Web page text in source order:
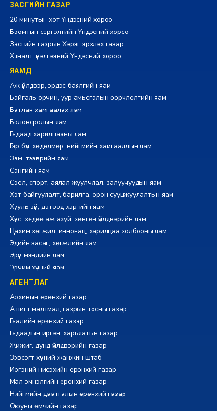
ЗАСГИЙН ГАЗАР
20 минутын хот Үндэсний хороо
Боомтын сэргэлтийн Үндэсний хороо
Засгийн газрын Хэрэг эрхлэх газар
Хяналт, үнэлгээний Үндэсний хороо
ЯАМД
Аж үйлдвэр, эрдэс баялгийн яам
Байгаль орчин, уур амьсгалын өөрчлөлтийн яам
Батлан хамгаалах яам
Боловсролын яам
Гадаад харилцааны яам
Гэр бүл, хөдөлмөр, нийгмийн хамгааллын яам
Зам, тээврийн яам
Сангийн яам
Соёл, спорт, аялал жуулчлал, залуучуудын яам
Хот байгуулалт, барилга, орон сууцжуулалтын яам
Хууль зүй, дотоод хэргийн яам
Хүнс, хөдөө аж ахуй, хөнгөн үйлдвэрийн яам
Цахим хөгжил, инновац, харилцаа холбооны яам
Эдийн засаг, хөгжлийн яам
Эрүүл мэндийн яам
Эрчим хүчний яам
АГЕНТЛАГ
Архивын ерөнхий газар
Ашигт малтмал, газрын тосны газар
Гаалийн ерөнхий газар
Гадаадын иргэн, харьяатын газар
Жижиг, дунд үйлдвэрийн газар
Зэвсэгт хүчний жанжин штаб
Иргэний нисэхийн ерөнхий газар
Мал эмнэлгийн ерөнхий газар
Нийгмийн даатгалын ерөнхий газар
Оюуны өмчийн газар